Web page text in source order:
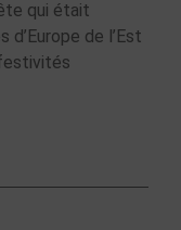
qui était
de l’Est